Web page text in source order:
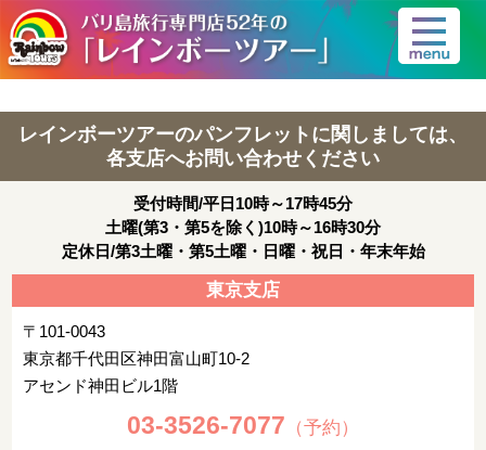
レインボーツアーのパンフレットに関しましては、
各支店へお問い合わせください
受付時間/平日10時～17時45分
土曜(第3・第5を除く)10時～16時30分
定休日/第3土曜・第5土曜・日曜・祝日・年末年始
東京支店
〒101-0043
東京都千代田区神田富山町10-2
アセンド神田ビル1階
03-3526-7077 （予約）